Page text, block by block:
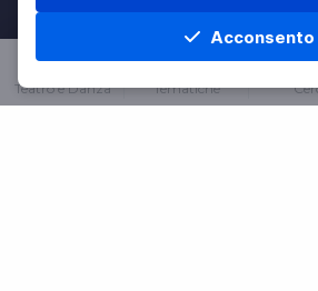
Acconsento
Teatro e Danza Tematiche